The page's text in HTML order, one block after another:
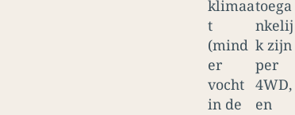
klimaa
t
(mind
er
vocht
in de
toega
nkelij
k zijn
per
4WD,
en